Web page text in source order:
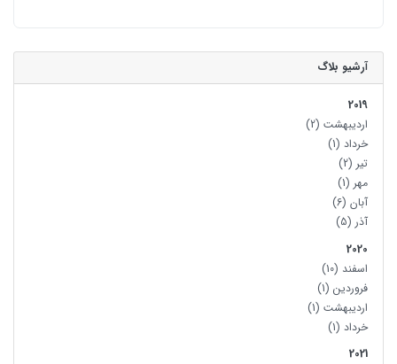
آرشیو بلاگ
2019
اردیبهشت (2)
خرداد (1)
تیر (2)
مهر (1)
آبان (6)
آذر (5)
2020
اسفند (10)
فروردین (1)
اردیبهشت (1)
خرداد (1)
2021